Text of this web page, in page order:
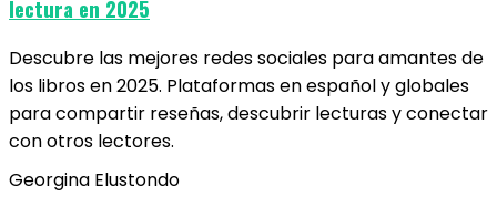
lectura en 2025
Descubre las mejores redes sociales para amantes de
los libros en 2025. Plataformas en español y globales
para compartir reseñas, descubrir lecturas y conectar
con otros lectores.
Georgina Elustondo